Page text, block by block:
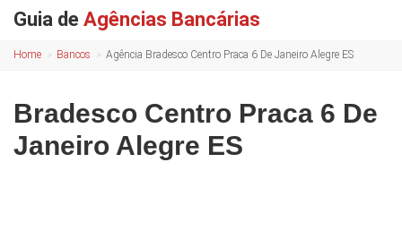
Guia de Agências Bancárias
Home Bancos Agência Bradesco Centro Praca 6 De Janeiro Alegre ES
Bradesco Centro Praca 6 De
Janeiro Alegre ES